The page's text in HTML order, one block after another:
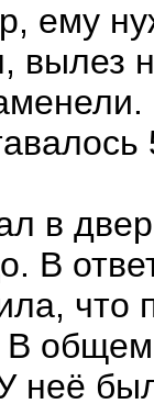
ему
вылез
в
В
что
неё